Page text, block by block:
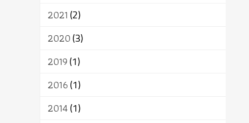
วัฒนธรรม
2021 (2)
2020(3)
2019(1)
2016(1)
2014(1)